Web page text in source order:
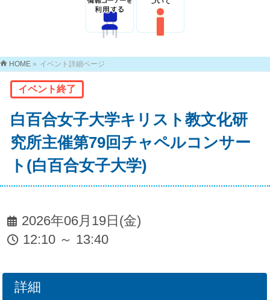
HOME » イベント詳細ページ
イベント終了
白百合女子大学キリスト教文化研
究所主催第79回チャペルコンサー
ト(白百合女子大学)
2026年06月19日(金)
12:10 ～ 13:40
詳細